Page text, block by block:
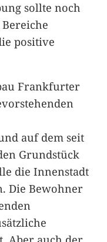
sollte noch
positive
Frankfurter
auf dem seit
Grundstück
die Innenstadt
Die Bewohner